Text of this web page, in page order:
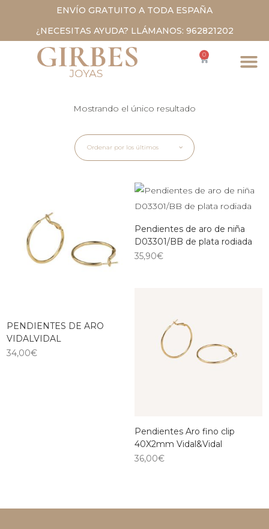
ENVÍO GRATUITO A TODA ESPAÑA
¿NECESITAS AYUDA? LLÁMANOS: 962821202
0
Mostrando el único resultado
Ordenar por los últimos
PENDIENTES DE ARO
VIDALVIDAL
34,00€
Pendientes de aro de niña
D03301/BB de plata rodiada
35,90€
Pendientes Aro fino clip
40X2mm Vidal&Vidal
36,00€